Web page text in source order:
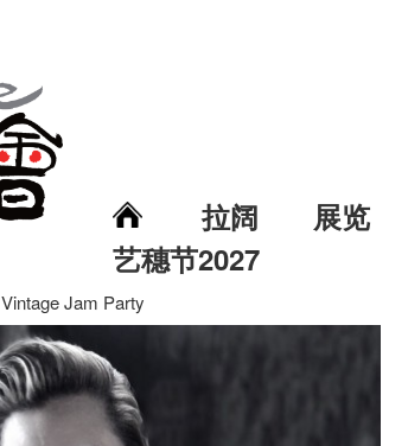
拉阔 展览
艺穗节2027
Vintage Jam Party